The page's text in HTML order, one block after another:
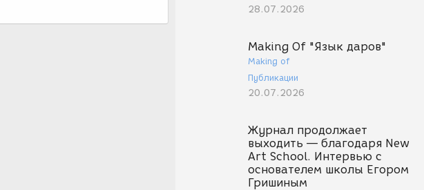
28.07.2026
Making Of "Язык даров"
Making of
Публикации
20.07.2026
Журнал продолжает
выходить — благодаря New
Art School. Интервью с
основателем школы Егором
Гришиным